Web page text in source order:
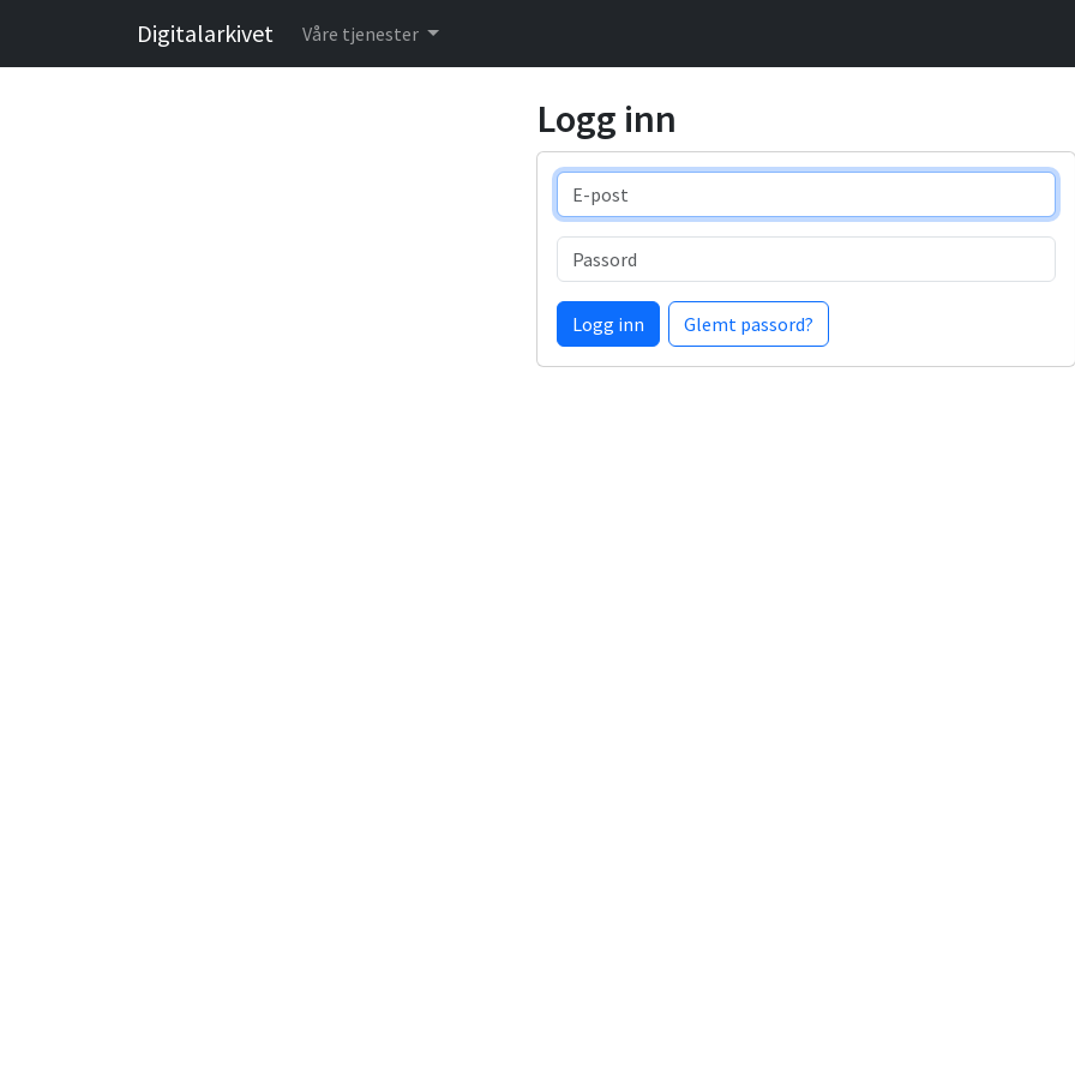
Digitalarkivet Våre tjenester
Logg inn
E-post
Passord
Logg inn Glemt passord?